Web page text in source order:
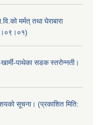
मर्मत् तथा घेराबारा
पाथेका सडक स्तरोन्नती।
सूचना। (प्रकाशित मिति: